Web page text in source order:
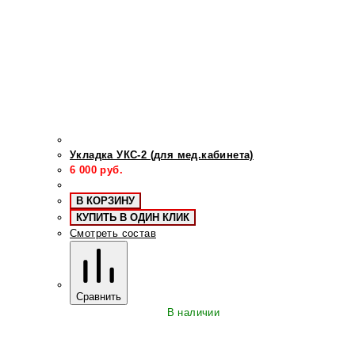
Укладка УКС-2 (для мед.кабинета)
6 000 руб.
В КОРЗИНУ
КУПИТЬ В ОДИН КЛИК
Смотреть состав
Сравнить
В наличии